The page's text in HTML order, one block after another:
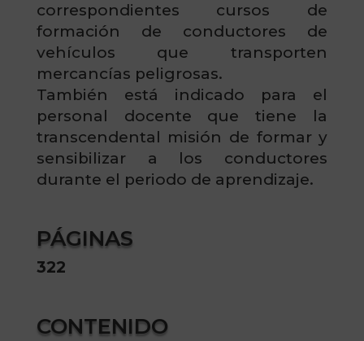
correspondientes cursos de
formación de conductores de
vehículos que transporten
mercancías peligrosas.
También está indicado para el
personal docente que tiene la
transcendental misión de formar y
sensibilizar a los conductores
durante el periodo de aprendizaje.
PÁGINAS
322
CONTENIDO